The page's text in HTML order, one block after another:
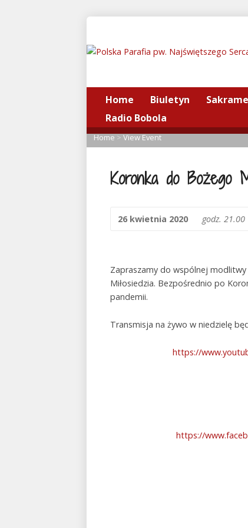
Home Biuletyn
Radio Bobola
Home>View Event
Koronka do Bożego
26 kwietnia 2020 godz. 21.00
Zapraszamy do wspólnej modlitwy
Miłosiedzia. Bezpośrednio po
pandemii.
Transmisja na żywo w niedzielę
https://
https://